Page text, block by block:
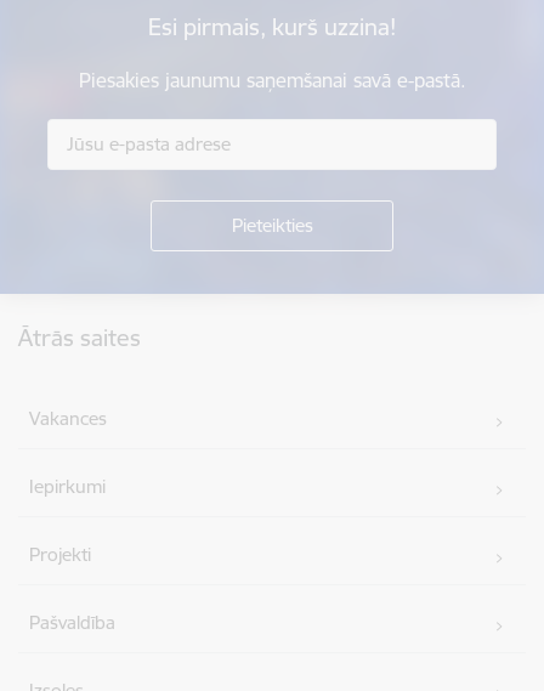
Esi pirmais, kurš uzzina!
Piesakies jaunumu saņemšanai savā e-pastā.
Ātrās saites
Vakances
Iepirkumi
Projekti
Pašvaldība